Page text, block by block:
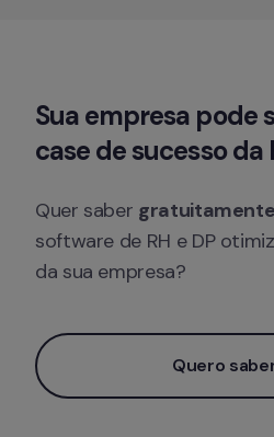
Sua empresa pode
case de sucesso da
Quer saber gratuitamente
software de RH e DP
da sua empresa?
Quero